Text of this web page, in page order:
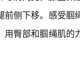
前侧下移。感受
用臀部和腘绳肌